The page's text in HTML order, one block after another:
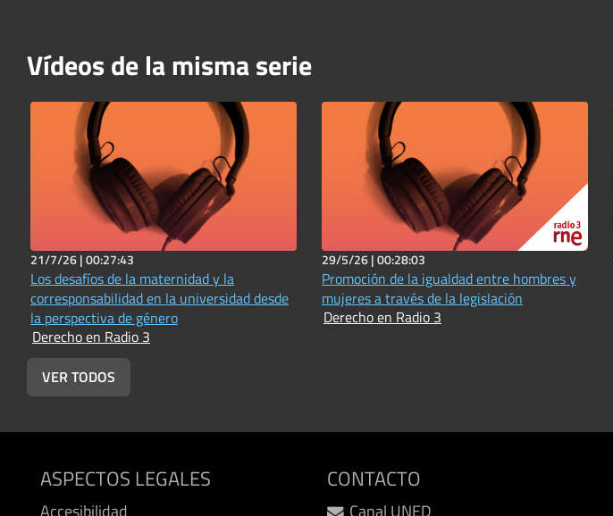
Vídeos de la misma serie
21/7/26 |00:27:43
Los desafíos de la maternidad y la
corresponsabilidad en la universidad desde
la perspectiva de género
Derecho en Radio 3
29/5/26 |00:28:03
Promoción de la igualdad entre hombres y
mujeres a través de la legislación
Derecho en Radio 3
VER TODOS
ASPECTOS LEGALES CONTACTO